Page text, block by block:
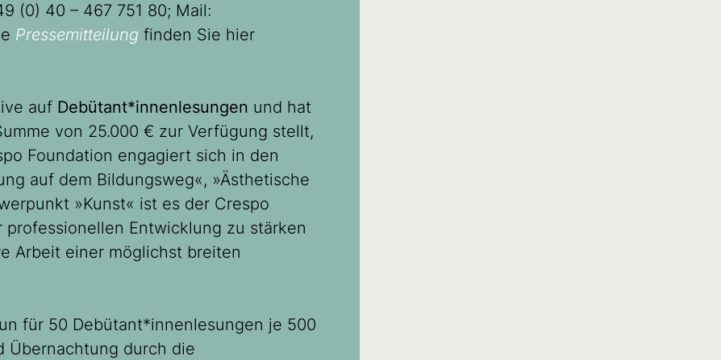
(0) 40 – 467 751 80; Mail:
Pressemitteilung finden Sie hier
auf Debütant*innenlesungen und hat
von 25.000 € zur Verfügung stellt,
Foundation engagiert sich in den
auf dem Bildungsweg«, »Ästhetische
»Kunst« ist es der Crespo
Entwicklung zu stärken
Arbeit einer möglichst breiten
für 50 Debütant*innenlesungen je 500
Übernachtung durch die